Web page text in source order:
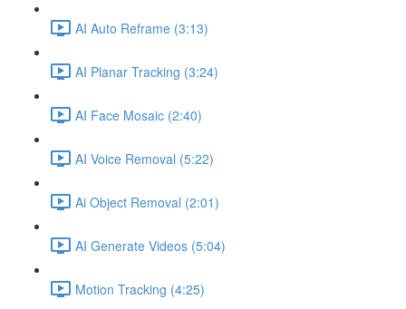
AI Auto Reframe (3:13)
AI Planar Tracking (3:24)
AI Face Mosaic (2:40)
AI Voice Removal (5:22)
Ai Object Removal (2:01)
AI Generate Videos (5:04)
Motion Tracking (4:25)